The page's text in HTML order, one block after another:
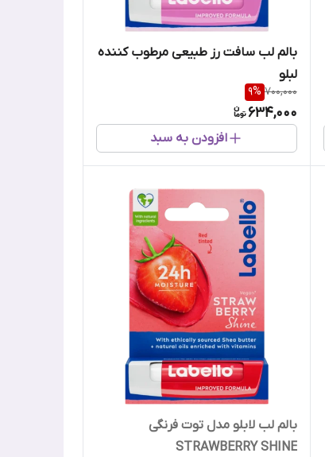
بالم لب سافت رز طبیعی مرطوب کننده
لبلو
700,000
9%
634,000
افزودن به سبد
بالم لب لابلو مدل توت فرنگی
STRAWBERRY SHINE